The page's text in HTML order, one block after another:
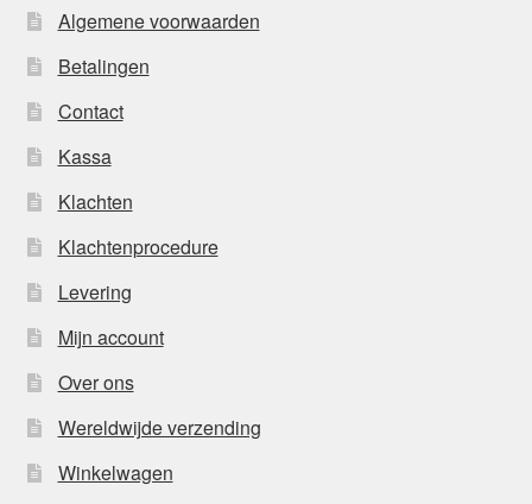
Algemene voorwaarden
Betalingen
Contact
Kassa
Klachten
Klachtenprocedure
Levering
Mijn account
Over ons
Wereldwijde verzending
Winkelwagen